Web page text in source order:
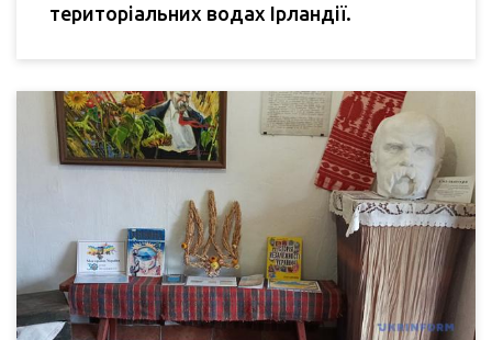
територіальних водах Ірландії.